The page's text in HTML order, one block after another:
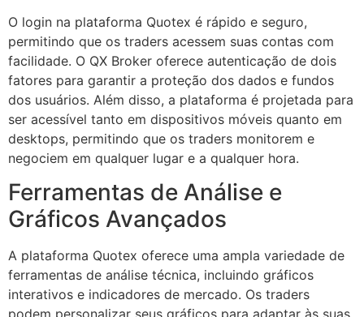
O login na plataforma Quotex é rápido e seguro,
permitindo que os traders acessem suas contas com
facilidade. O QX Broker oferece autenticação de dois
fatores para garantir a proteção dos dados e fundos
dos usuários. Além disso, a plataforma é projetada para
ser acessível tanto em dispositivos móveis quanto em
desktops, permitindo que os traders monitorem e
negociem em qualquer lugar e a qualquer hora.
Ferramentas de Análise e
Gráficos Avançados
A plataforma Quotex oferece uma ampla variedade de
ferramentas de análise técnica, incluindo gráficos
interativos e indicadores de mercado. Os traders